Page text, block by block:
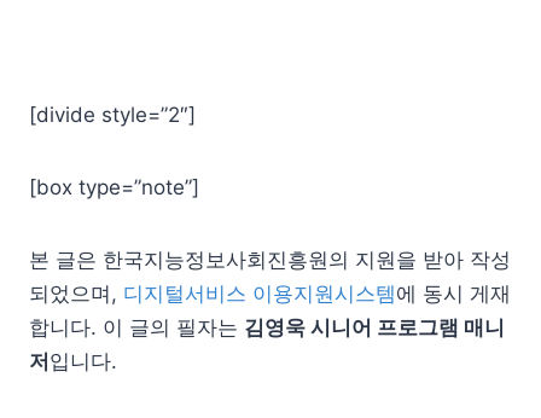
[divide style=”2″]
[box type=”note”]
본 글은 한국지능정보사회진흥원의 지원을 받아 작성
되었으며, 디지털서비스 이용지원시스템에 동시 게재
합니다. 이 글의 필자는 김영욱 시니어 프로그램 매니
저 입니다.